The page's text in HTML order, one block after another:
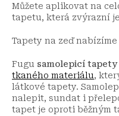
Můžete aplikovat na
tapetu, která zvýrazní
Tapety na zeď
Fugu samolepicí tapety
tkaného materiálu,
látkové tapety.
nalepit, sundat i
tapet je oproti běžným